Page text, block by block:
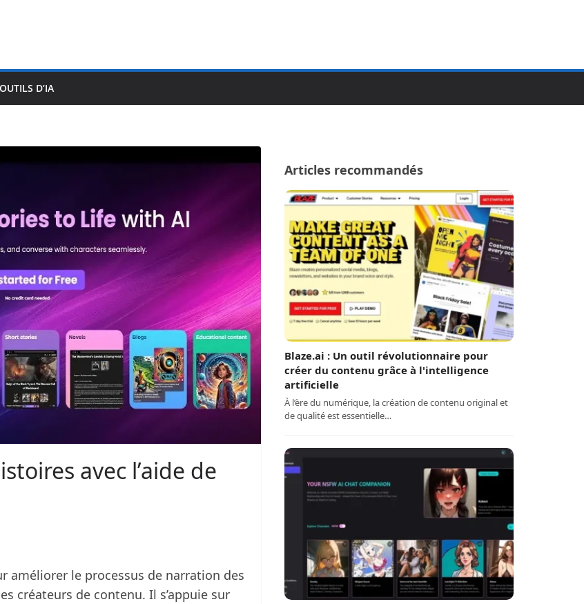
OUTILS D’IA
avec l’aide de
améliorer le processus de narration des
créateurs de contenu. Il s’appuie sur
Articles recommandés
Blaze.ai : Un outil révolutionnaire pour
créer du contenu grâce à l'intelligence
artificielle
À l’ère du numérique, la création de contenu original et
de qualité est essentielle…